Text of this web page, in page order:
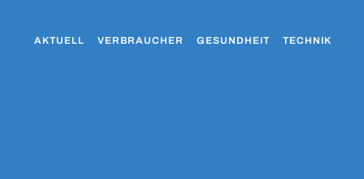
AKTUELL VERBRAUCHER GESUNDHEIT TECHNIK